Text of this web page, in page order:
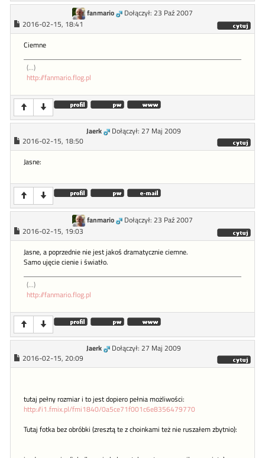
fanmario
Dołączył: 23 Paź 2007
2016-02-15, 18:41
Ciemne
(...)
http://fanmario.flog.pl
Jaerk
Dołączył: 27 Maj 2009
2016-02-15, 18:50
Jasne:
fanmario
Dołączył: 23 Paź 2007
2016-02-15, 19:03
Jasne, a poprzednie nie jest jakoś dramatycznie ciemne.
Samo ujęcie cienie i światło.
(...)
http://fanmario.flog.pl
Jaerk
Dołączył: 27 Maj 2009
2016-02-15, 20:09
tutaj pełny rozmiar i to jest dopiero pełnia możliwości:
http://i1.fmix.pl/fmi1840/0a5ce71f001c6e8356479770
Tutaj fotka bez obróbki (zresztą te z choinkami też nie ruszałem zbytnio):